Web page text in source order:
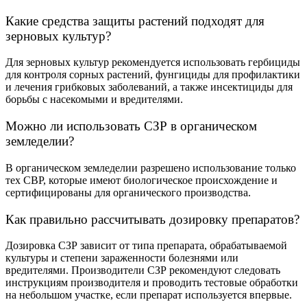
Какие средства защиты растений подходят для
зерновых культур?
Для зерновых культур рекомендуется использовать гербициды
для контроля сорных растений, фунгициды для профилактики
и лечения грибковых заболеваний, а также инсектициды для
борьбы с насекомыми и вредителями.
Можно ли использовать СЗР в органическом
земледелии?
В органическом земледелии разрешено использование только
тех СВР, которые имеют биологическое происхождение и
сертифицированы для органического производства.
Как правильно рассчитывать дозировку препаратов?
Дозировка СЗР зависит от типа препарата, обрабатываемой
культуры и степени зараженности болезнями или
вредителями. Производители СЗР рекомендуют следовать
инструкциям производителя и проводить тестовые обработки
на небольшом участке, если препарат используется впервые.